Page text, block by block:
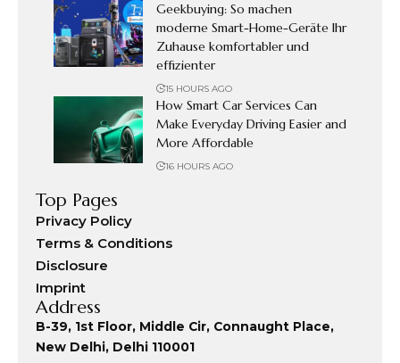
Geekbuying: So machen
moderne Smart-Home-Geräte Ihr
Zuhause komfortabler und
effizienter
15 HOURS AGO
How Smart Car Services Can
Make Everyday Driving Easier and
More Affordable
16 HOURS AGO
Top Pages
Privacy Policy
Terms & Conditions
Disclosure
Imprint
Address
B-39, 1st Floor, Middle Cir, Connaught Place,
New Delhi, Delhi 110001